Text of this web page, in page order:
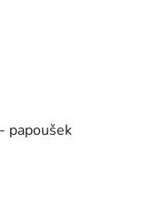
papoušek